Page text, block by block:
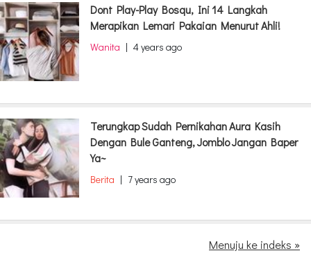
Dont Play-Play Bosqu, Ini 14 Langkah
Merapikan Lemari Pakaian Menurut Ahli!
Wanita | 4 years ago
Terungkap Sudah Pernikahan Aura Kasih
Dengan Bule Ganteng, Jomblo Jangan Baper
Ya~
Berita | 7 years ago
Menuju ke indeks »